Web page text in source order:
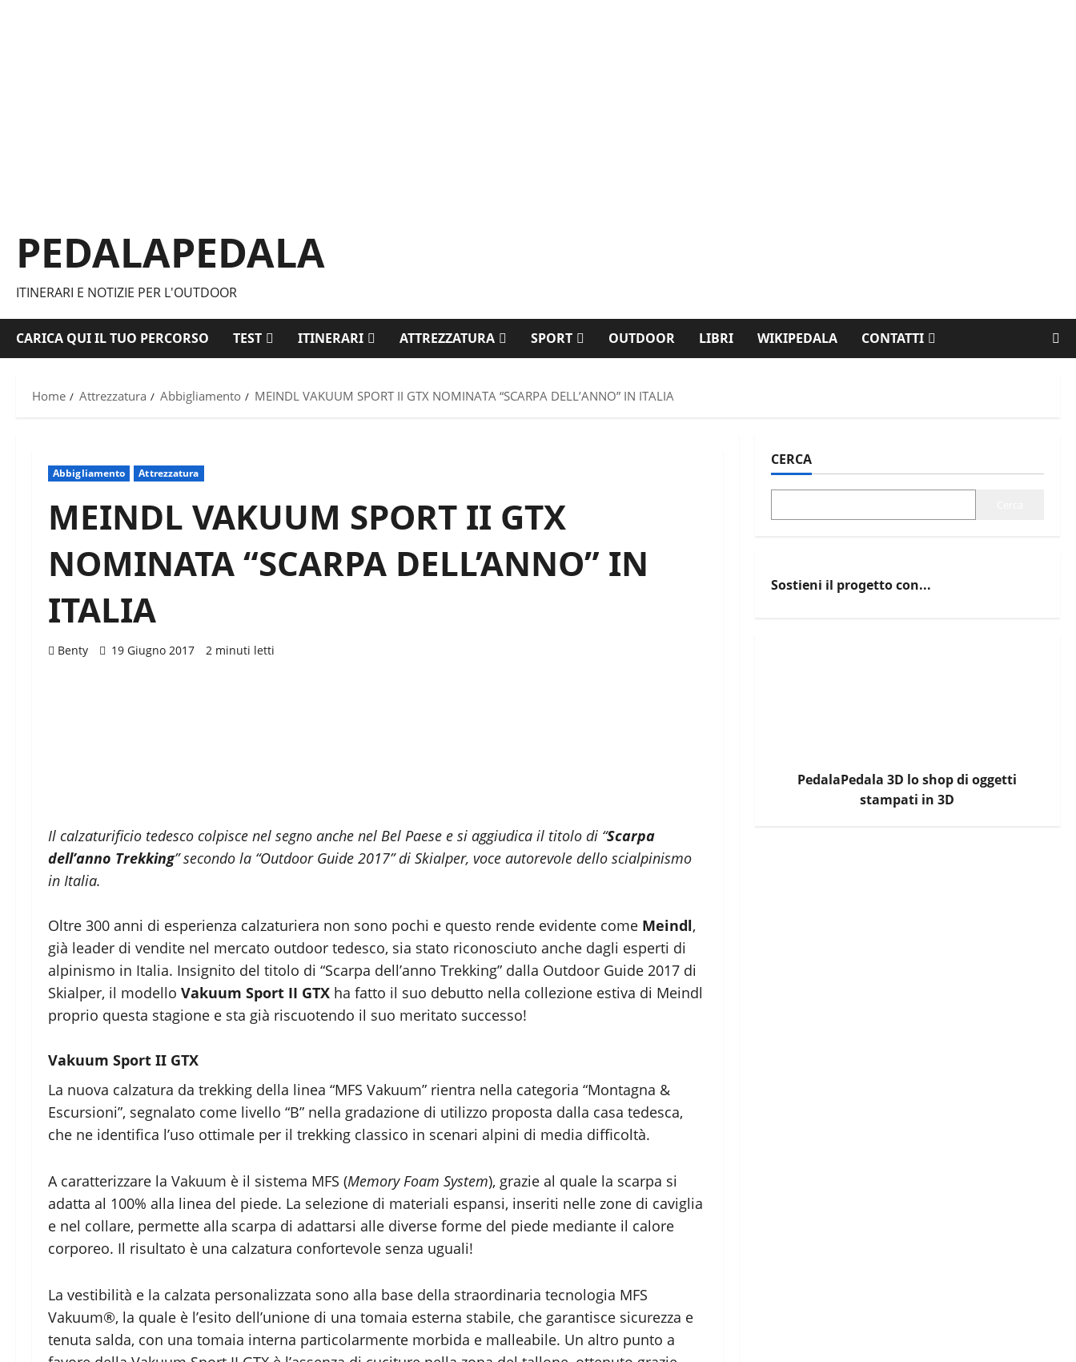
PEDALAPEDALA
ITINERARI E NOTIZIE PER L'OUTDOOR
CARICA QUI IL TUO PERCORSO TEST ITINERARI ATTREZZATURA SPORT OUTDOOR LIBRI WIKIPEDALA CONTATTI
Home Attrezzatura Abbigliamento MEINDL VAKUUM SPORT II GTX NOMINATA “SCARPA DELL’ANNO” IN ITALIA
Abbigliamento Attrezzatura
MEINDL VAKUUM SPORT II GTX
NOMINATA “SCARPA DELL’ANNO” IN
ITALIA
Benty 19 Giugno 2017 2 minuti letti
Il calzaturificio tedesco colpisce nel segno anche nel Bel Paese e si aggiudica il titolo di “Scarpa
dell’anno Trekking” secondo la “Outdoor Guide 2017” di Skialper, voce autorevole dello scialpinismo
in Italia.
Oltre 300 anni di esperienza calzaturiera non sono pochi e questo rende evidente come Meindl,
già leader di vendite nel mercato outdoor tedesco, sia stato riconosciuto anche dagli esperti di
alpinismo in Italia. Insignito del titolo di “Scarpa dell’anno Trekking” dalla Outdoor Guide 2017 di
Skialper, il modello Vakuum Sport II GTX ha fatto il suo debutto nella collezione estiva di Meindl
proprio questa stagione e sta già riscuotendo il suo meritato successo!
Vakuum Sport II GTX
La nuova calzatura da trekking della linea “MFS Vakuum” rientra nella categoria “Montagna &
Escursioni”, segnalato come livello “B” nella gradazione di utilizzo proposta dalla casa tedesca,
che ne identifica l’uso ottimale per il trekking classico in scenari alpini di media difficoltà.
A caratterizzare la Vakuum è il sistema MFS (Memory Foam System), grazie al quale la scarpa si
adatta al 100% alla linea del piede. La selezione di materiali espansi, inseriti nelle zone di caviglia
e nel collare, permette alla scarpa di adattarsi alle diverse forme del piede mediante il calore
corporeo. Il risultato è una calzatura confortevole senza uguali!
La vestibilità e la calzata personalizzata sono alla base della straordinaria tecnologia MFS
Vakuum®, la quale è l’esito dell’unione di una tomaia esterna stabile, che garantisce sicurezza e
tenuta salda, con una tomaia interna particolarmente morbida e malleabile. Un altro punto a
CERCA
Sostieni il progetto con...
PedalaPedala 3D lo shop di oggetti
stampati in 3D